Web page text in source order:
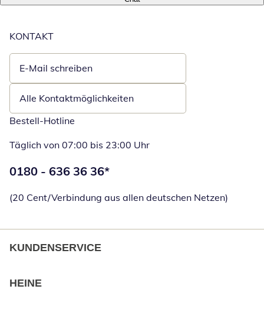
KONTAKT
E-Mail schreiben
Öffnet E-Mail-Client
Alle Kontaktmöglichkeiten
Bestell-Hotline
Täglich von 07:00 bis 23:00 Uhr
Telefonnummer:
0180 - 636 36 36*
(20 Cent/Verbindung aus allen deutschen Netzen)
KUNDENSERVICE
HEINE